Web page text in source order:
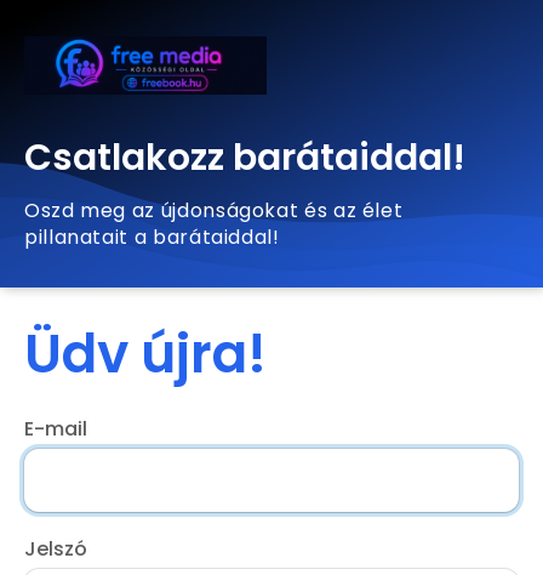
Csatlakozz barátaiddal!
Oszd meg az újdonságokat és az élet
pillanatait a barátaiddal!
Üdv újra!
E-mail
Jelszó